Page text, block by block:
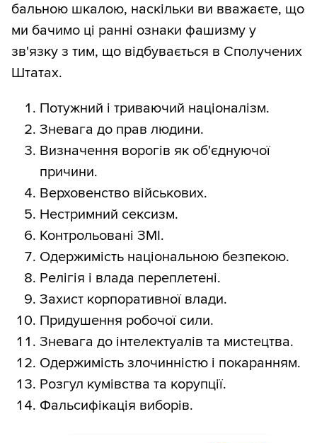
бальною шкалою, наскільки ви вважаєте, що
ми бачимо ці ранні ознаки фашизму у
зв'язку з тим, що відбувається в Сполучених
Штатах.
Потужний і триваючий націоналізм.
Зневага до прав людини.
Визначення ворогів як об'єднуючої
причини.
Верховенство військових.
Нестримний сексизм.
Контрольовані ЗМІ.
Одержимість національною безпекою.
Релігія і влада переплетені.
Захист корпоративної влади.
Придушення робочої сили.
Зневага до інтелектуалів та мистецтва.
Одержимість злочинністю і покаранням.
Розгул кумівства та корупції.
Фальсифікація виборів.